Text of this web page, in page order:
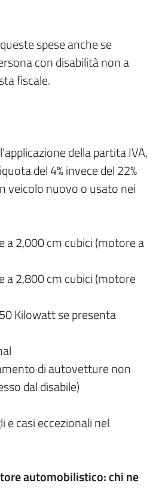
spese anche se
con disabilità non a
fiscale.
della partita IVA,
del 4% invece del 22%
veicolo nuovo o usato nei
2,000 cm cubici (motore a
2,800 cm cubici (motore
Kilowatt se presenta
di autovetture non
dal disabile)
e casi eccezionali nel
automobilistico: chi ne